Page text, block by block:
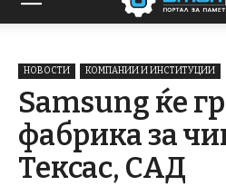
НОВОСТИ КОМПАНИИ И ИНСТИТУЦИИ
Samsung ќе
фабрика за
Тексас, САД